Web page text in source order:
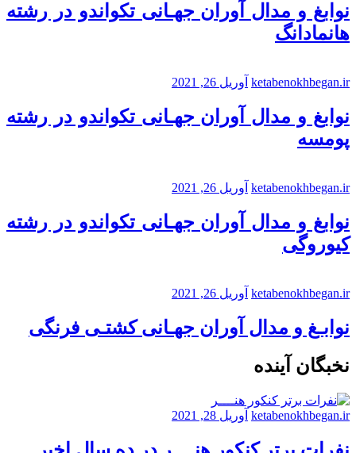
نوابغ و مدال آوران جهـانی تکواندو در رشته
هانمادانگ
ketabenokhbegan.ir آوریل 26, 2021
نوابغ و مدال آوران جهـانی تکواندو در رشته
پومسه
ketabenokhbegan.ir آوریل 26, 2021
نوابغ و مدال آوران جهـانی تکواندو در رشته
کیوروگی
ketabenokhbegan.ir آوریل 26, 2021
نوابـغ و مدال آوران جهـانی کشتـی فرنگی
نخبگان آینده
ketabenokhbegan.ir آوریل 28, 2021